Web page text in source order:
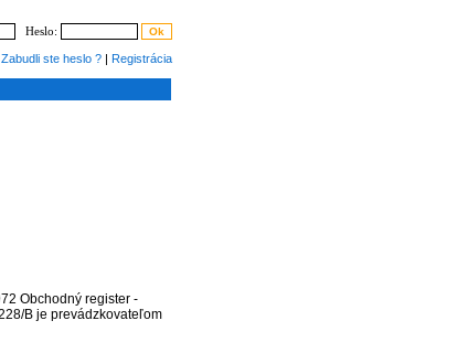
Heslo:
Zabudli ste heslo ? | Registrácia
Obchodný register -
B je prevádzkovateľom